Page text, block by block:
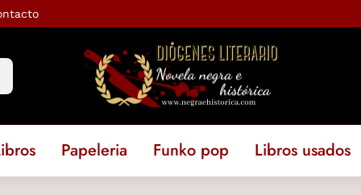
Papeleria Funko pop Libros usados